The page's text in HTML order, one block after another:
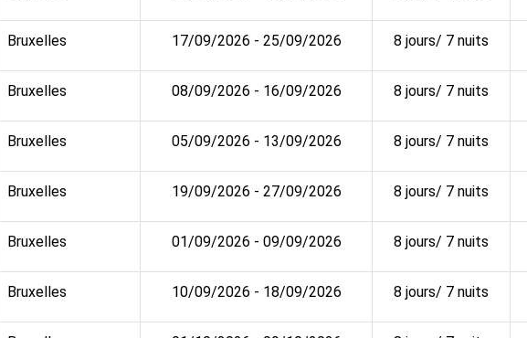
Bruxelles 17/09/2026 - 25/09/2026 8 jours/ 7 nuits
Bruxelles 08/09/2026 - 16/09/2026 8 jours/ 7 nuits
Bruxelles 05/09/2026 - 13/09/2026 8 jours/ 7 nuits
Bruxelles 19/09/2026 - 27/09/2026 8 jours/ 7 nuits
Bruxelles 01/09/2026 - 09/09/2026 8 jours/ 7 nuits
Bruxelles 10/09/2026 - 18/09/2026 8 jours/ 7 nuits